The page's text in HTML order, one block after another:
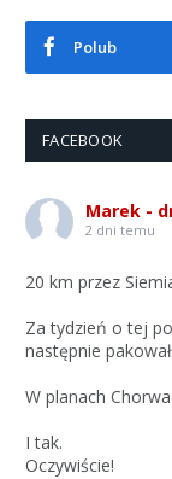
Polub
FACEBOOK
Marek -
2 dni temu
20 km przez
Za tydzień o tej
następnie
W planach
I tak.
Oczywiście!